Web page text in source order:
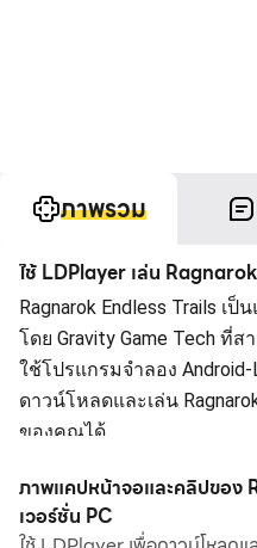
ภาพรวม
ใช้ LDPlayer เล่น
Ragnarok Endless Trails
โดย Gravity Game Tech
ใช้โปรแกรมจำลอง
ดาวน์โหลดและเล่น
ของคุณได้
การใช้ Ragnarok Endless
เรียกดูได้อย่างชัดเจนบนหน้
ภาพแคปหน้าจอและคลิปของ
เวอร์ชั่น PC